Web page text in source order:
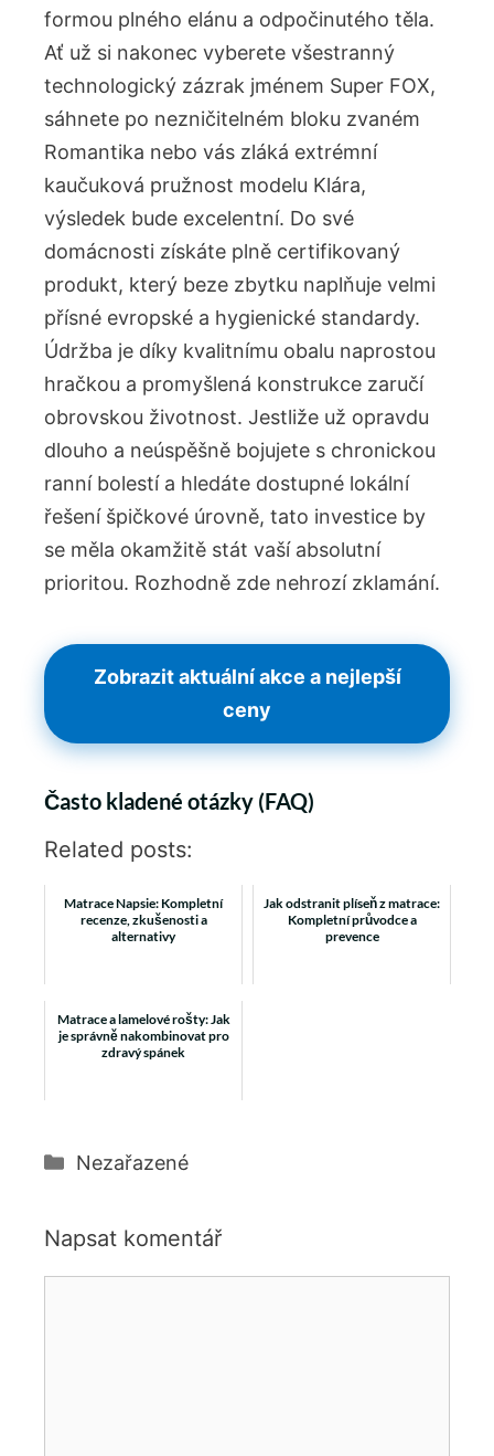
formou plného elánu a odpočinutého těla.
Ať už si nakonec vyberete všestranný
technologický zázrak jménem Super FOX,
sáhnete po nezničitelném bloku zvaném
Romantika nebo vás zláká extrémní
kaučuková pružnost modelu Klára,
výsledek bude excelentní. Do své
domácnosti získáte plně certifikovaný
produkt, který beze zbytku naplňuje velmi
přísné evropské a hygienické standardy.
Údržba je díky kvalitnímu obalu naprostou
hračkou a promyšlená konstrukce zaručí
obrovskou životnost. Jestliže už opravdu
dlouho a neúspěšně bojujete s chronickou
ranní bolestí a hledáte dostupné lokální
řešení špičkové úrovně, tato investice by
se měla okamžitě stát vaší absolutní
prioritou. Rozhodně zde nehrozí zklamání.
Zobrazit aktuální akce a nejlepší
ceny
Často kladené otázky (FAQ)
Related posts:
Matrace Napsie: Kompletní
recenze, zkušenosti a
alternativy
Jak odstranit plíseň z matrace:
Kompletní průvodce a
prevence
Matrace a lamelové rošty: Jak
je správně nakombinovat pro
zdravý spánek
Rubriky
Nezařazené
Napsat komentář